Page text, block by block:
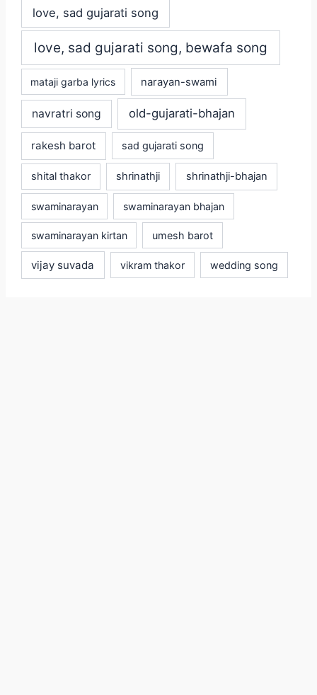
love, sad gujarati song
love, sad gujarati song, bewafa song
mataji garba lyrics narayan-swami
navratri song old-gujarati-bhajan
rakesh barot sad gujarati song
shital thakor shrinathji shrinathji-bhajan
swaminarayan swaminarayan bhajan
swaminarayan kirtan umesh barot
vijay suvada vikram thakor wedding song